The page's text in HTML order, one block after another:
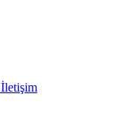
İletişim